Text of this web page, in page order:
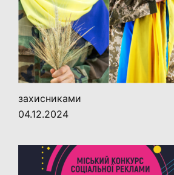
захисниками
04.12.2024